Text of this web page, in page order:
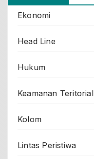
Ekonomi
Head Line
Hukum
Keamanan Teritorial
Kolom
Lintas Peristiwa